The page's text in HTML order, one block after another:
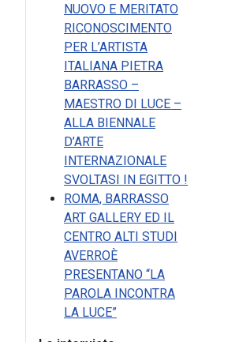
NUOVO E MERITATO
RICONOSCIMENTO
PER L’ARTISTA
ITALIANA PIETRA
BARRASSO –
MAESTRO DI LUCE –
ALLA BIENNALE
D’ARTE
INTERNAZIONALE
SVOLTASI IN EGITTO !
ROMA, BARRASSO
ART GALLERY ED IL
CENTRO ALTI STUDI
AVERROÈ
PRESENTANO “LA
PAROLA INCONTRA
LA LUCE”